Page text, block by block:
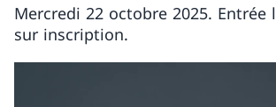
Mercredi 22 octobre 2025. Entrée
sur inscription.